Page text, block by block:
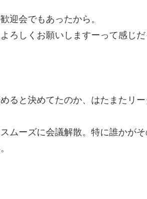
迎会でもあったから。
ろしくお願いしますーって感じだ
と決めてたのか、はたまたリー
ムーズに会議解散。特に誰かが